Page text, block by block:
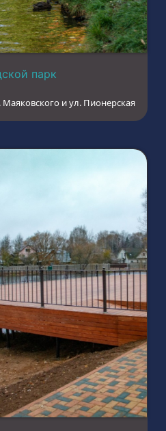
парк
Маяковского и ул. Пионерская